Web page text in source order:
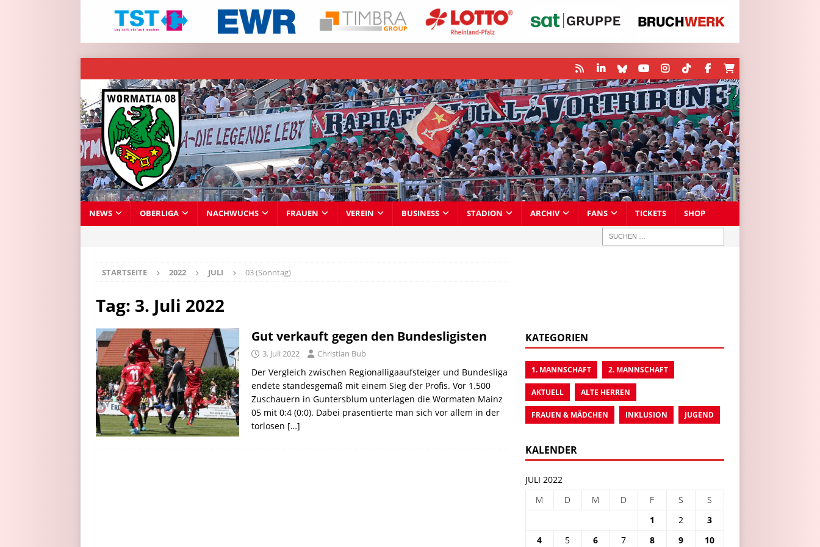
NEWS OBERLIGA NACHWUCHS FRAUEN VEREIN BUSINESS STADION ARCHIV FANS TICKETS SHOP
STARTSEITE 2022 JULI 03 (Sonntag)
Tag: 3. Juli 2022
Gut verkauft gegen den Bundesligisten
3. Juli 2022 Christian Bub
Der Vergleich zwischen Regionalligaaufsteiger und Bundesliga
endete standesgemäß mit einem Sieg der Profis. Vor 1.500
Zuschauern in Guntersblum unterlagen die Wormaten Mainz
05 mit 0:4 (0:0). Dabei präsentierte man sich vor allem in der
torlosen […]
KATEGORIEN
1. MANNSCHAFT 2. MANNSCHAFT
AKTUELL ALTE HERREN
FRAUEN & MÄDCHEN INKLUSION JUGEND
KALENDER
JULI 2022
M
D M D F S
S
1
2
3
4
5 6 7 8 9 10